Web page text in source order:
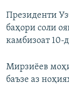
Президенти
баҳори соли
камбизоат 10-
Мирзиёев
баъзе аз